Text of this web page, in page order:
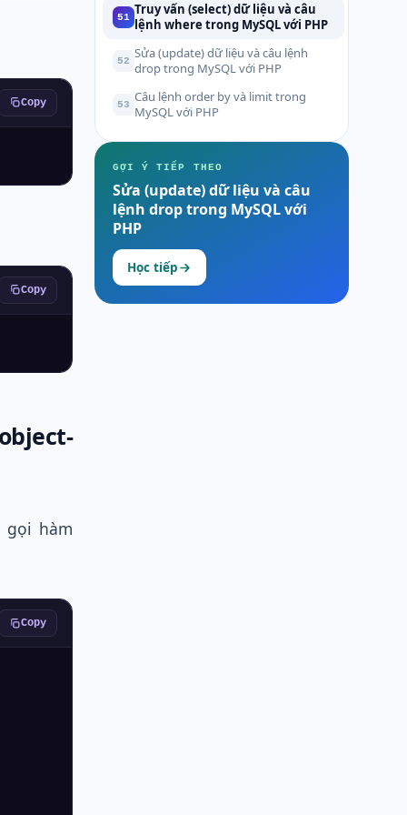
Copy
Copy
gọi hàm
Copy
51 Truy vấn (select) dữ liệu và câu
lệnh where trong MySQL với PHP
52 Sửa (update) dữ liệu và câu lệnh
drop trong MySQL với PHP
53 Câu lệnh order by và limit trong
MySQL với PHP
GỢI Ý TIẾP THEO
Sửa (update) dữ liệu và câu
lệnh drop trong MySQL với
PHP
Học tiếp